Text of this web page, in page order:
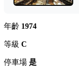
年齡 1974
等級 C
停車場 是